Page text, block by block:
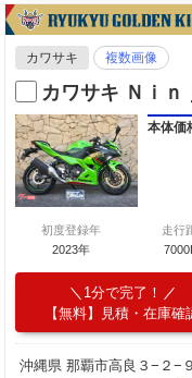
カワサキ 複数画像
カワサキ Ｎｉ
本体価
初度登録年
2023年
走行
1分で完了！
【無料】見積・在庫確
沖縄県 那覇市高良３−２−９